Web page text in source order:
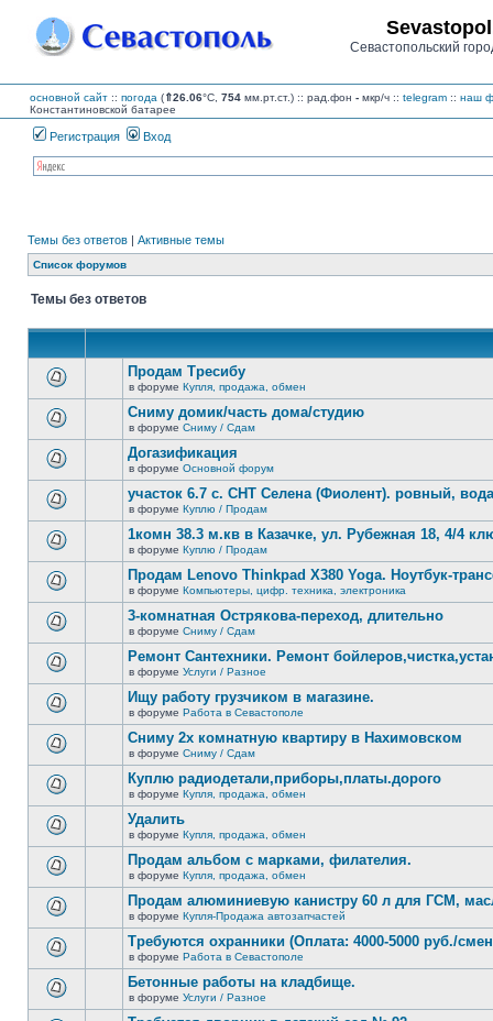
Севастопольский
основной сайт :: погода (⇑26.06°C, 754 мм.рт.ст.) :: рад.фон - мкр/ч :: telegram :: наш
Константиновской батарее
Регистрация Вход
Темы без ответов | Активные темы
Список форумов
Темы без ответов
новых
непрочитанных
сообщений.
Продам Тресибу
в форуме Купля, продажа, обмен
новых
непрочитанных
сообщений.
Сниму домик/часть дома/студию
в форуме Сниму / Сдам
новых
непрочитанных
сообщений.
Догазификация
в форуме Основной форум
новых
непрочитанных
сообщений.
участок 6.7 с. СНТ Селена (Фиолент). ровный,
в форуме Куплю / Продам
новых
непрочитанных
сообщений.
1комн 38.3 м.кв в Казачке, ул. Рубежная 18, 4/4
в форуме Куплю / Продам
новых
непрочитанных
сообщений.
Продам Lenovo Thinkpad X380 Yoga. Ноутбук-
в форуме Компьютеры, цифр. техника, электроника
новых
непрочитанных
сообщений.
3-комнатная Острякова-переход, длительно
в форуме Сниму / Сдам
новых
непрочитанных
сообщений.
Ремонт Сантехники. Ремонт
в форуме Услуги / Разное
новых
непрочитанных
сообщений.
Ищу работу грузчиком в магазине.
в форуме Работа в Севастополе
новых
непрочитанных
сообщений.
Сниму 2х комнатную квартиру в Нахимовском
в форуме Сниму / Сдам
новых
непрочитанных
сообщений.
Куплю радиодетали,приборы,платы.дорого
в форуме Купля, продажа, обмен
новых
непрочитанных
сообщений.
Удалить
в форуме Купля, продажа, обмен
новых
непрочитанных
сообщений.
Продам альбом с марками, филателия.
в форуме Купля, продажа, обмен
новых
непрочитанных
сообщений.
Продам алюминиевую канистру 60 л для ГСМ,
в форуме Купля-Продажа автозапчастей
новых
Требуются охранники (Оплата: 4000-5000 руб./
в форуме Работа в Севастополе
Бетонные работы на кладбище.
в форуме Услуги / Разное